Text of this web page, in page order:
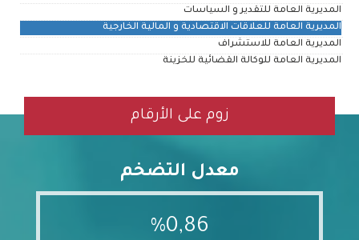
المديرية العامة للتقدير و السياسات
المديرية العامة للعلاقات الاقتصادية و المالية الخارجية
المديرية العامة للاستشراف
المديرية العامة للوكالة القضائية للخزينة
زوم على الأرقام
معدل التضخم
%0,86